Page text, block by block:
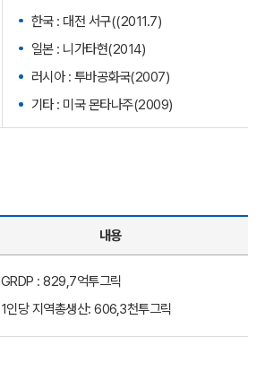
한국 : 대전 서구((2011.7)
일본 : 니가타현(2014)
러시아 : 투바공화국(2007)
기타 : 미국 몬타나주(2009)
내용
GRDP : 829,7억투그릭
1인당 지역총생산: 606,3천투그릭